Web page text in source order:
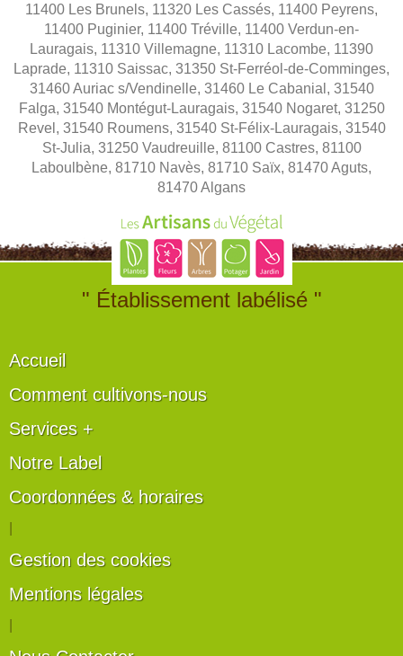
11400 Les Brunels, 11320 Les Cassés, 11400 Peyrens,
11400 Puginier, 11400 Tréville, 11400 Verdun-en-
Lauragais, 11310 Villemagne, 11310 Lacombe, 11390
Laprade, 11310 Saissac, 31350 St-Ferréol-de-Comminges,
31460 Auriac s/Vendinelle, 31460 Le Cabanial, 31540
Falga, 31540 Montégut-Lauragais, 31540 Nogaret, 31250
Revel, 31540 Roumens, 31540 St-Félix-Lauragais, 31540
St-Julia, 31250 Vaudreuille, 81100 Castres, 81100
Laboulbène, 81710 Navès, 81710 Saïx, 81470 Aguts,
81470 Algans
" Établissement labélisé "
Accueil
Comment cultivons-nous
Services +
Notre Label
Coordonnées & horaires
Gestion des cookies
Mentions légales